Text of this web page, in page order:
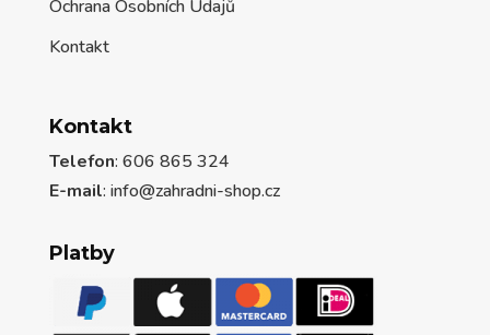
Ochrana Osobních Údajů
Kontakt
Kontakt
Telefon: 606 865 324
E-mail: info@zahradni-shop.cz
Platby